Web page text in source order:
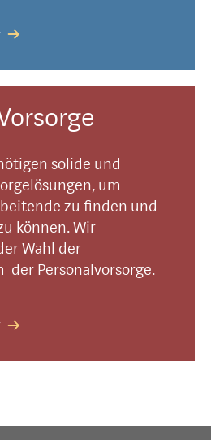
solide und
um
zu finden und
können. Wir
Wahl der
der Personalvorsorge.